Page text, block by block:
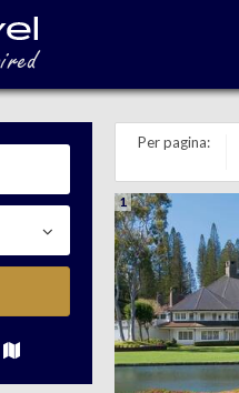
Per pagina:
1